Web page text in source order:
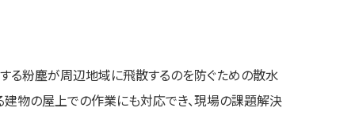
る粉塵が周辺地域に飛散するのを防ぐための散水
物の屋上での作業にも対応でき、現場の課題解決